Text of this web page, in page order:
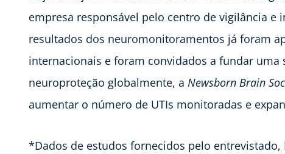
empresa responsável pelo centro de vigilância e
resultados dos neuromonitoramentos já foram
internacionais e foram convidados a fundar
neuroproteção globalmente, a Newsborn Brain
aumentar o número de UTIs monitoradas e
*Dados de estudos fornecidos pelo entrevistado,